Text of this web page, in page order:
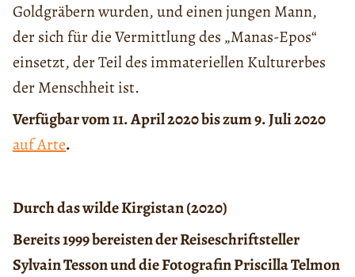
Goldgräbern wurden, und einen jungen Mann,
der sich für die Vermittlung des „Manas-Epos“
einsetzt, der Teil des immateriellen Kulturerbes
der Menschheit ist.
Verfügbar vom 11. April 2020 bis zum 9. Juli 2020
auf Arte.
Durch das wilde Kirgistan (2020)
Bereits 1999 bereisten der Reiseschriftsteller
Sylvain Tesson und die Fotografin Priscilla Telmon